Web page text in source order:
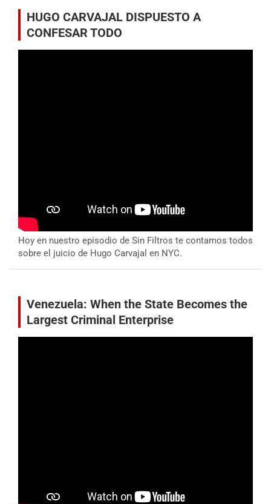
HUGO CARVAJAL DISPUESTO A
CONFESAR TODO
Hoy en nuestro episodio de Sin Filtros te contamos todos
sobre el juicio de Hugo Carvajal en NYC.
Venezuela: When the State Becomes the
Largest Criminal Enterprise